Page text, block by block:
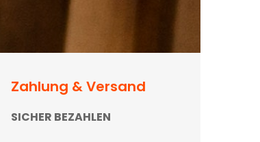
Zahlung & Versand
SICHER BEZAHLEN